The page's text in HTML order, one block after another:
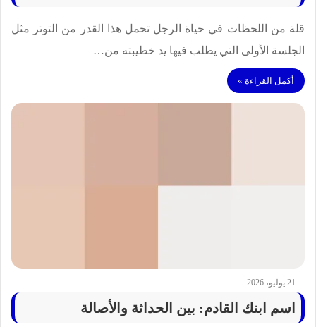
قلة من اللحظات في حياة الرجل تحمل هذا القدر من التوتر مثل
الجلسة الأولى التي يطلب فيها يد خطيبته من…
أكمل القراءة »
21 يوليو، 2026
اسم ابنك القادم: بين الحداثة والأصالة